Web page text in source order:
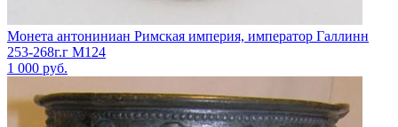
Монета антониниан Римская империя, император Галлинн
253-268г.г М124
1 000 руб.